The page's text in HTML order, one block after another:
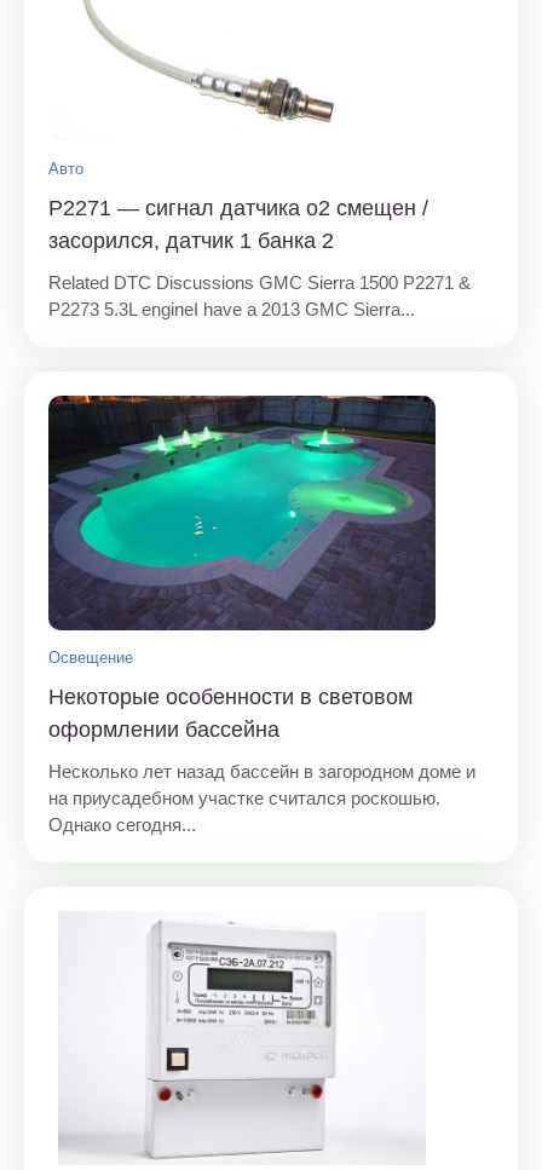
Авто
P2271 — сигнал датчика o2 смещен /
засорился, датчик 1 банка 2
Related DTC Discussions GMC Sierra 1500 P2271 &
P2273 5.3L engineI have a 2013 GMC Sierra...
Освещение
Некоторые особенности в световом
оформлении бассейна
Несколько лет назад бассейн в загородном доме и
на приусадебном участке считался роскошью.
Однако сегодня...